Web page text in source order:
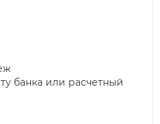
банка или расчетный